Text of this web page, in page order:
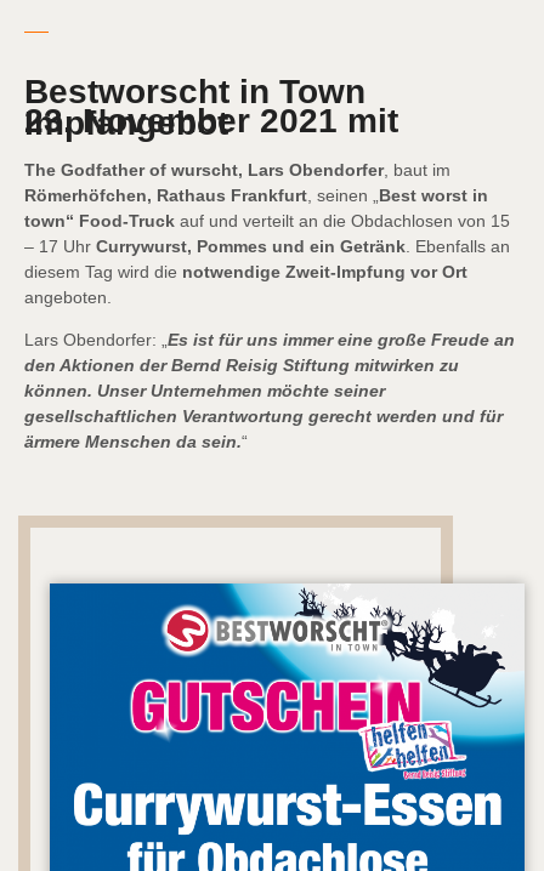
Bestworscht in Town
23. November 2021 mit Impfangebot
The Godfather of wurscht, Lars Obendorfer, baut im
Römerhöfchen, Rathaus Frankfurt , seinen „ Best worst in
town“ Food-Truck auf und verteilt an die Obdachlosen von 15
– 17 Uhr Currywurst, Pommes und ein Getränk . Ebenfalls an
diesem Tag wird die notwendige Zweit-Impfung vor Ort
angeboten.
Lars Obendorfer: „Es ist für uns immer eine große Freude an
den Aktionen der Bernd Reisig Stiftung mitwirken zu
können. Unser Unternehmen möchte seiner
gesellschaftlichen Verantwortung gerecht werden und für
ärmere Menschen da sein.“